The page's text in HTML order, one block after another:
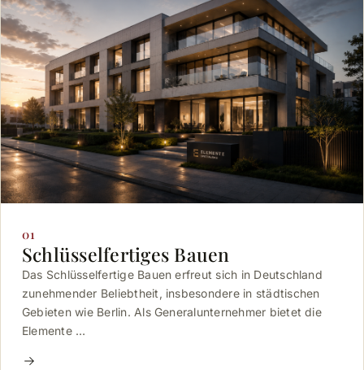
01
Schlüsselfertiges Bauen
Das Schlüsselfertige Bauen erfreut sich in Deutschland
zunehmender Beliebtheit, insbesondere in städtischen
Gebieten wie Berlin. Als Generalunternehmer bietet die
Elemente …